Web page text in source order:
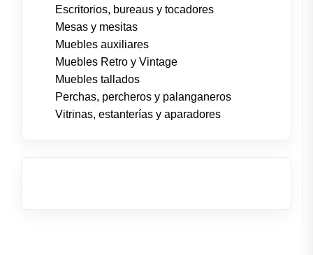
Escritorios, bureaus y tocadores
Mesas y mesitas
Muebles auxiliares
Muebles Retro y Vintage
Muebles tallados
Perchas, percheros y palanganeros
Vitrinas, estanterías y aparadores